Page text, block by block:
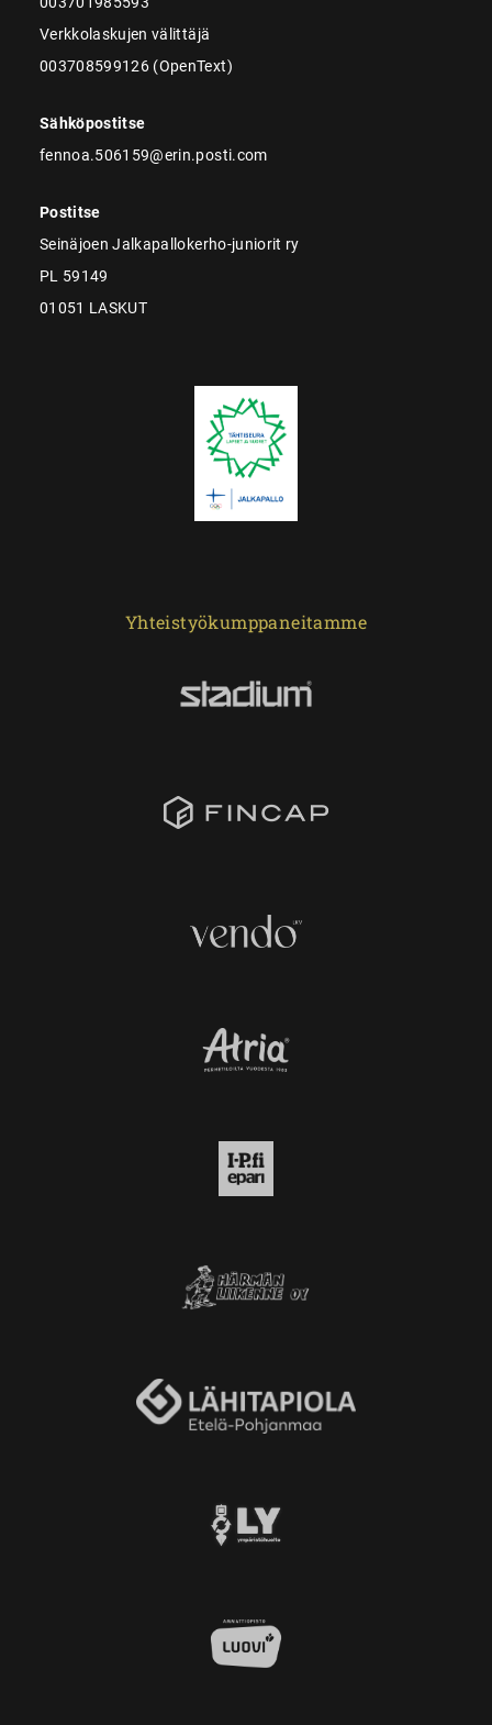
Verkkolaskujen välittäjä
003708599126 (OpenText)
Sähköpostitse
fennoa.506159@erin.posti.com
Postitse
Seinäjoen Jalkapallokerho-juniorit ry
PL 59149
01051 LASKUT
Yhteistyökumppaneitamme